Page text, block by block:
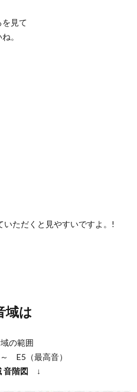
見て
。
ただくと見やすいですよ。!
域は
の範囲
E5（最高音）
音階図 ↓